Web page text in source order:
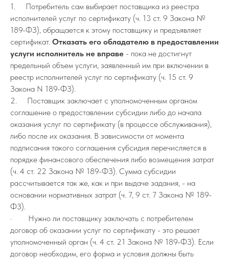
1. Потребитель сам выбирает поставщика из реестра
исполнителей услуг по сертификату (ч. 13 ст. 9 Закона №
189-ФЗ), обращается к этому поставщику и предъявляет
сертификат. Отказать его обладателю в предоставлении
услуги исполнитель не вправе - пока не достигнут
предельный объем услуги, заявленный им при включении в
реестр исполнителей услуг по сертификату (ч. 15 ст. 9
Закона N 189-ФЗ).
2. Поставщик заключает с уполномоченным органом
соглашение о предоставлении субсидии либо до начала
оказания услуг по сертификату (в процессе обслуживания),
либо после их оказания. В зависимости от момента
подписания такого соглашения субсидия перечисляется в
порядке финансового обеспечения либо возмещения затрат
(ч. 4 ст. 22 Закона № 189-ФЗ). Сумма субсидии
рассчитывается так же, как и при выдаче задания, - на
основании нормативных затрат (ч. 7, 9 ст. 7 Закона № 189-
ФЗ).
· Нужно ли поставщику заключать с потребителем
договор об оказании услуг по сертификату - это решает
уполномоченный орган (ч. 4 ст. 21 Закона № 189-ФЗ). Если
договор необходим, его форма и условия должны быть